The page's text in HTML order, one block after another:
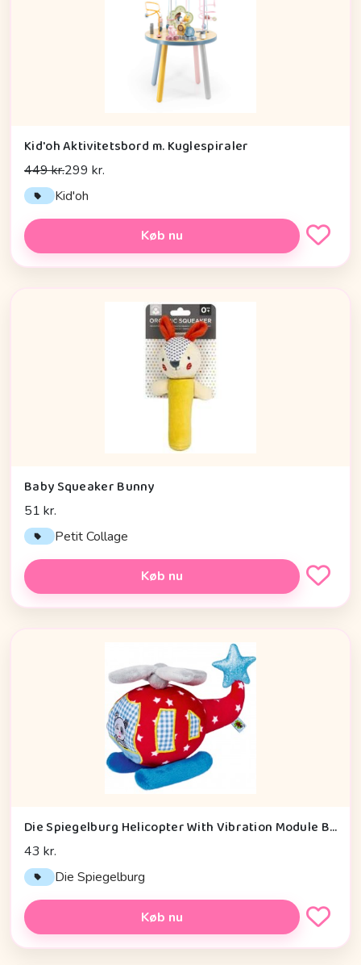
Kid'oh Aktivitetsbord m. Kuglespiraler
449 kr.299 kr.
Kid'oh
Køb nu
Baby Squeaker Bunny
51 kr.
Petit Collage
Køb nu
Die Spiegelburg Helicopter With Vibration Module Baby Charms - Legetøj
43 kr.
Die Spiegelburg
Køb nu